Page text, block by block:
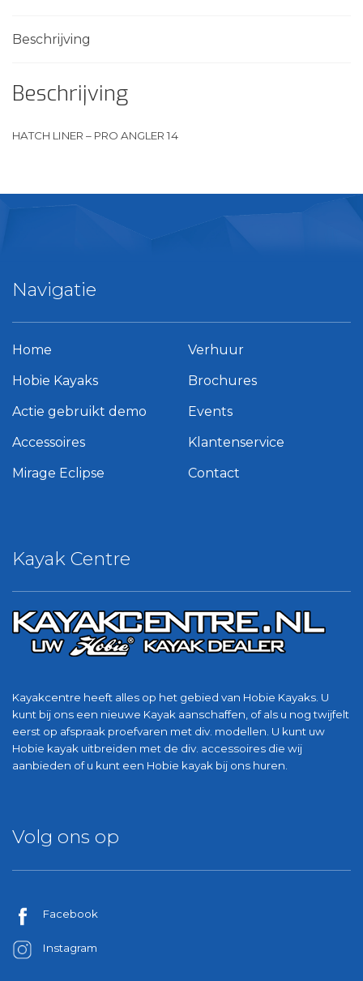
Beschrijving
Beschrijving
HATCH LINER – PRO ANGLER 14
Kayak Centre
Kayakcentre heeft alles op het gebied van Hobie Kayaks. U
kunt bij ons een nieuwe Kayak aanschaffen, of als u nog twijfelt
eerst op afspraak proefvaren met div. modellen. U kunt uw
Hobie kayak uitbreiden met de div. accessoires die wij
aanbieden of u kunt een Hobie kayak bij ons huren.
Navigatie
Home
Hobie Kayaks
Actie gebruikt demo
Accessoires
Mirage Eclipse
Verhuur
Brochures
Events
Klantenservice
Contact
Volg ons op
Facebook
Instagram